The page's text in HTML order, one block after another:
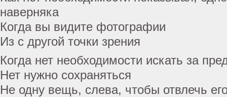
наверняка
Когда вы видите фотографии
Из с другой точки зрения
Когда нет необходимости искать за
Нет нужно сохраняться
Не одну вещь, слева, чтобы отвлечь